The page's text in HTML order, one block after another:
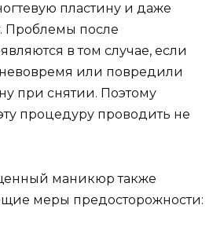
пластину и даже
Проблемы после
в том случае, если
или повредили
при снятии. Поэтому
процедуру проводить не
маникюр также
меры предосторожности: